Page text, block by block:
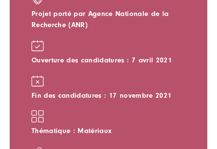
Projet porté par Agence Nationale de la
Recherche (ANR)
Ouverture des candidatures : 7 avril 2021
Fin des candidatures : 17 novembre 2021
Thématique : Matériaux